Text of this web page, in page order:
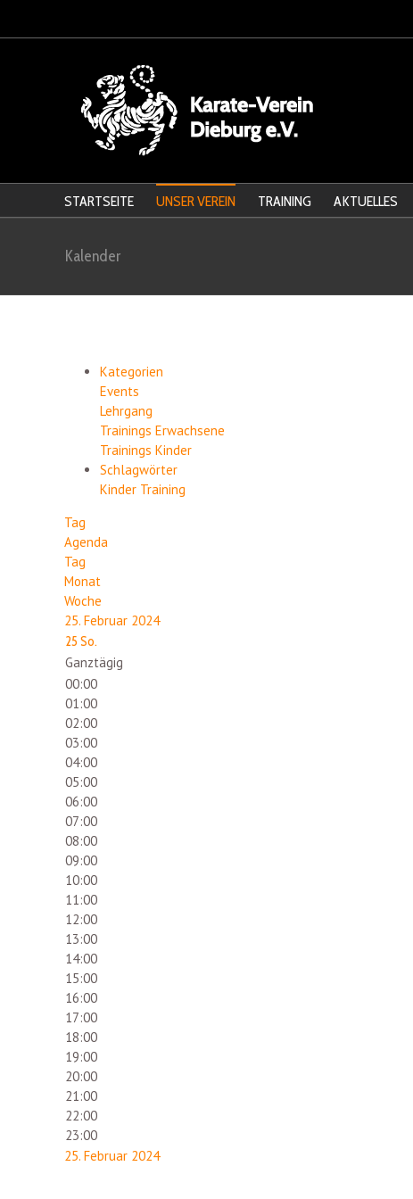
STARTSEITE UNSER VEREIN TRAINING AKTUELLES
Kalender
Kategorien
Events
Lehrgang
Trainings Erwachsene
Trainings Kinder
Schlagwörter
Kinder Training
Tag
Agenda
Tag
Monat
Woche
25. Februar 2024
25 So.
Ganztägig
00:00
01:00
02:00
03:00
04:00
05:00
06:00
07:00
08:00
09:00
10:00
11:00
12:00
13:00
14:00
15:00
16:00
17:00
18:00
19:00
20:00
21:00
22:00
23:00
25. Februar 2024